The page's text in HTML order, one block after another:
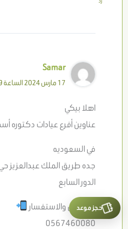
Samar
17 مارس 2024 الساعة 6:19 صباحًا
اهلا بيكي
عناوين أفرع عيادات دكتوره
في السعوديه
جده طريق الملك عبدالعزيز
الدور السابع
للتواصل والاستفسار
0567460080
حجز موعد